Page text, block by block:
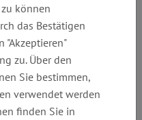
Webseite:
www.rechtsanwa
lt-doering.de
können
das Bestätigen
"Akzeptieren"
zu. Über den
Sie bestimmen,
verwendet werden
finden Sie in